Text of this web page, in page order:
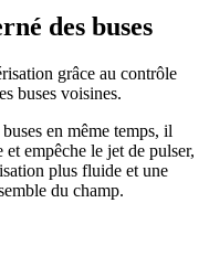
des buses
grâce au contrôle
buses voisines.
en même temps, il
empêche le jet de pulser,
plus fluide et une
du champ.